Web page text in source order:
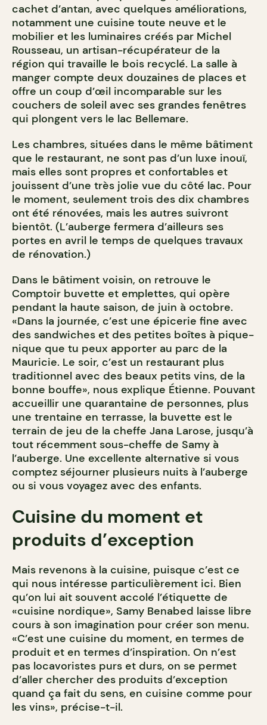
cachet d’antan, avec quelques améliorations,
notamment une cuisine toute neuve et le
mobilier et les luminaires créés par Michel
Rousseau, un artisan-récupérateur de la
région qui travaille le bois recyclé. La salle à
manger compte deux douzaines de places et
offre un coup d’œil incomparable sur les
couchers de soleil avec ses grandes fenêtres
qui plongent vers le lac Bellemare.
Les chambres, situées dans le même bâtiment
que le restaurant, ne sont pas d’un luxe inouï,
mais elles sont propres et confortables et
jouissent d’une très jolie vue du côté lac. Pour
le moment, seulement trois des dix chambres
ont été rénovées, mais les autres suivront
bientôt. (L’auberge fermera d’ailleurs ses
portes en avril le temps de quelques travaux
de rénovation.)
Dans le bâtiment voisin, on retrouve le
Comptoir buvette et emplettes, qui opère
pendant la haute saison, de juin à octobre.
«Dans la journée, c’est une épicerie fine avec
des sandwiches et des petites boîtes à pique-
nique que tu peux apporter au parc de la
Mauricie. Le soir, c’est un restaurant plus
traditionnel avec des beaux petits vins, de la
bonne bouffe», nous explique Étienne. Pouvant
accueillir une quarantaine de personnes, plus
une trentaine en terrasse, la buvette est le
terrain de jeu de la cheffe Jana Larose, jusqu’à
tout récemment sous-cheffe de Samy à
l’auberge. Une excellente alternative si vous
comptez séjourner plusieurs nuits à l’auberge
ou si vous voyagez avec des enfants.
Cuisine du moment et
produits d’exception
Mais revenons à la cuisine, puisque c’est ce
qui nous intéresse particulièrement ici. Bien
qu’on lui ait souvent accolé l’étiquette de
«cuisine nordique», Samy Benabed laisse libre
cours à son imagination pour créer son menu.
«C’est une cuisine du moment, en termes de
produit et en termes d’inspiration. On n’est
pas locavoristes purs et durs, on se permet
d’aller chercher des produits d’exception
quand ça fait du sens, en cuisine comme pour
les vins», précise-t-il.